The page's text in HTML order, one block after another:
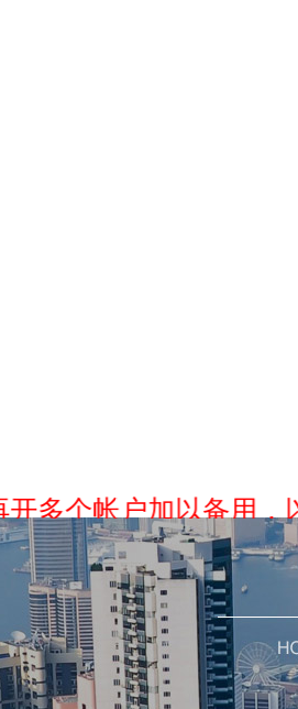
户加以备用，以免